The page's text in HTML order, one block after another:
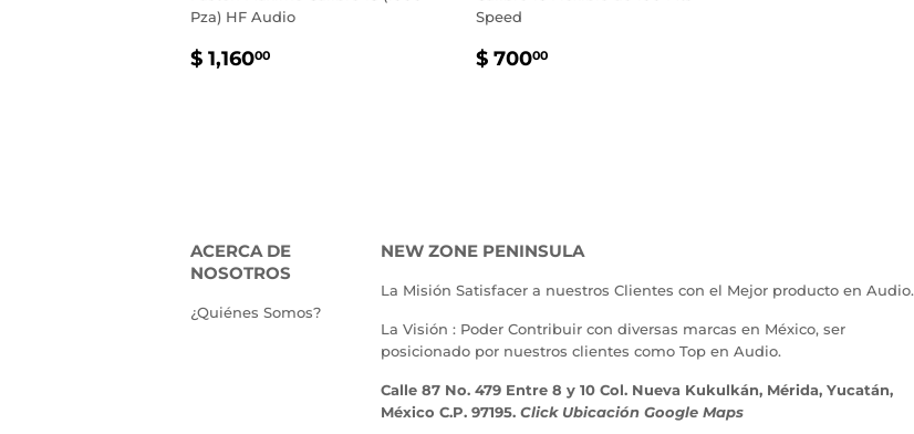
Pza) HF Audio
PRECIO
$ 1,16000
Speed
PRECIO
$ 70000$
ACERCA DE
NOSOTROS
¿Quiénes Somos?
NEW ZONE PENINSULA
La Misión Satisfacer a nuestros Clientes con el Mejor producto en Audio.
La Visión : Poder Contribuir con diversas marcas en México, ser
posicionado por nuestros clientes como Top en Audio.
Calle 87 No. 479 Entre 8 y 10 Col. Nueva Kukulkán, Mérida, Yucatán,
México C.P. 97195. Click Ubicación Google Maps